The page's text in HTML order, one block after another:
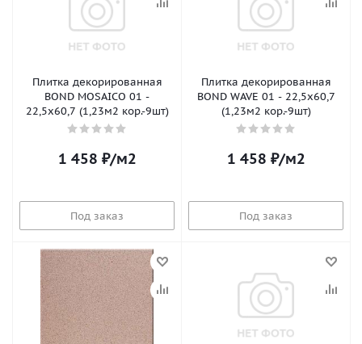
Плитка декорированная
BOND MOSAICO 01 -
22,5x60,7 (1,23м2 кор.-9шт)
1 458 ₽/м2
Под заказ
Плитка декорированная
BOND WAVE 01 - 22,5x60,7
(1,23м2 кор.-9шт)
1 458 ₽/м2
Под заказ